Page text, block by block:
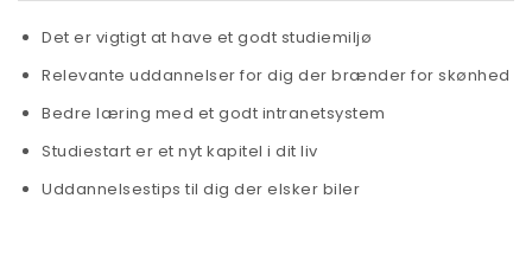
Det er vigtigt at have et godt studiemiljø
Relevante uddannelser for dig der brænder for skønhed
Bedre læring med et godt intranetsystem
Studiestart er et nyt kapitel i dit liv
Uddannelsestips til dig der elsker biler